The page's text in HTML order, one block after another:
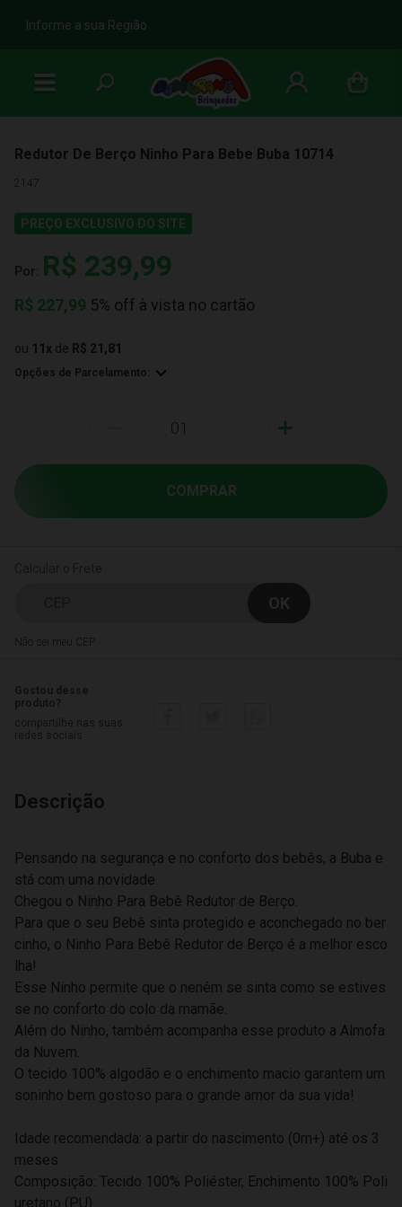
b
Informe a sua Região
Redutor De Berço Ninho Para Bebe Buba 10714
2147
PREÇO EXCLUSIVO DO SITE
Por: R$ 239,99
R$ 227,99 5% off à vista no cartão
ou 11 x de R$ 21,81
Opções de Parcelamento:
+
COMPRAR
Não sei meu CEP
Descrição
Pensando na segurança e no conforto dos bebês, a Buba e
stá com uma novidade.
Chegou o Ninho Para Bebê Redutor de Berço.
Para que o seu Bebê sinta protegido e aconchegado no ber
cinho, o Ninho Para Bebê Redutor de Berço é a melhor esco
lha!
Esse Ninho permite que o neném se sinta como se estives
se no conforto do colo da mamãe.
Além do Ninho, também acompanha esse produto a Almofa
da Nuvem.
O tecido 100% algodão e o enchimento macio garantem um
soninho bem gostoso para o grande amor da sua vida!
Idade recomendada: a partir do nascimento (0m+) até os 3
meses
Composição: Tecido 100% Poliéster, Enchimento 100% Poli
uretano (PU)